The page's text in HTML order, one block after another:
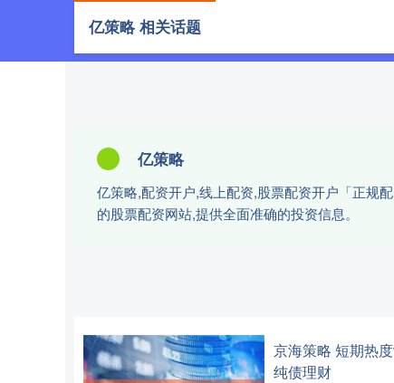
亿策略
亿策略,配资开户,线上配资,股票配资开户「正规
的股票配资网站,提供全面准确的投资信息。
亿策略 相关话题
京海策略 短期热
纯债理财